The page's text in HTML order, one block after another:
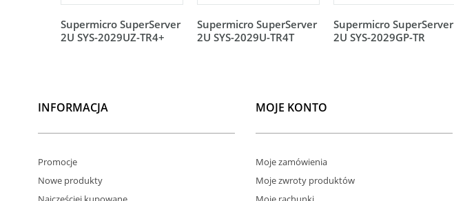
Supermicro SuperServer
2U SYS-2029UZ-TR4+
Supermicro SuperServer
2U SYS-2029U-TR4T
Supermicro SuperServer
2U SYS-2029GP-TR
INFORMACJA
Promocje
Nowe produkty
MOJE KONTO
Moje zamówienia
Moje zwroty produktów